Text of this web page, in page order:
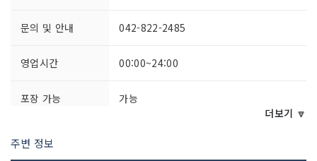
문의 및 안내 042-822-2485
영업시간 00:00~24:00
포장 가능 가능
더보기 🔽
주변 정보